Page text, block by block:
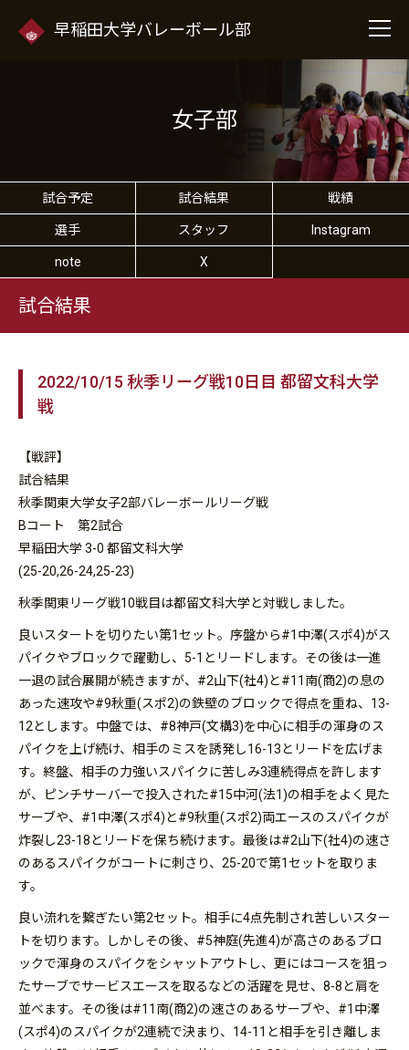
早稲田大学バレーボール部
女子部
試合予定 試合結果 戦績
選手 スタッフ Instagram
note X
試合結果
2022/10/15 秋季リーグ戦10日目 都留文科大学
戦
【戦評】
試合結果
秋季関東大学女子2部バレーボールリーグ戦
Bコート 第2試合
早稲田大学 3-0 都留文科大学
(25-20,26-24,25-23)
秋季関東リーグ戦10戦目は都留文科大学と対戦しました。
良いスタートを切りたい第1セット。序盤から#1中澤(スポ4)がス
パイクやブロックで躍動し、5-1とリードします。その後は一進
一退の試合展開が続きますが、#2山下(社4)と#11南(商2)の息の
あった速攻や#9秋重(スポ2)の鉄壁のブロックで得点を重ね、13-
12とします。中盤では、#8神戸(文構3)を中心に相手の渾身のス
パイクを上げ続け、相手のミスを誘発し16-13とリードを広げま
す。終盤、相手の力強いスパイクに苦しみ3連続得点を許します
が、ピンチサーバーで投入された#15中河(法1)の相手をよく見た
サーブや、#1中澤(スポ4)と#9秋重(スポ2)両エースのスパイクが
炸裂し23-18とリードを保ち続けます。最後は#2山下(社4)の速さ
のあるスパイクがコートに刺さり、25-20で第1セットを取りま
す。
良い流れを繋ぎたい第2セット。相手に4点先制され苦しいスター
トを切ります。しかしその後、#5神庭(先進4)が高さのあるブロ
ックで渾身のスパイクをシャットアウトし、更にはコースを狙っ
たサーブでサービスエースを取るなどの活躍を見せ、8-8と肩を
並べます。その後は#11南(商2)の速さのあるサーブや、#1中澤
(スポ4)のスパイクが2連続で決まり、14-11と相手を引き離しま